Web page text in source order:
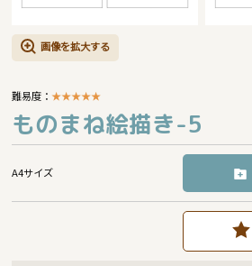
画像を拡大する
難易度：★★★★★
ものまね絵描き-5
A4サイズ